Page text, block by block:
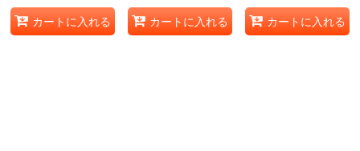
カートに入れる カートに入れる カートに入れる